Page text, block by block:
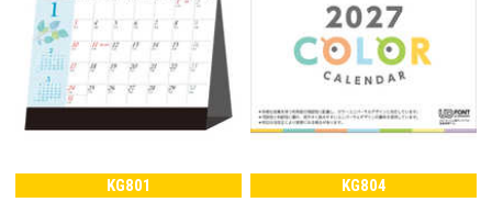
KG801 KG804